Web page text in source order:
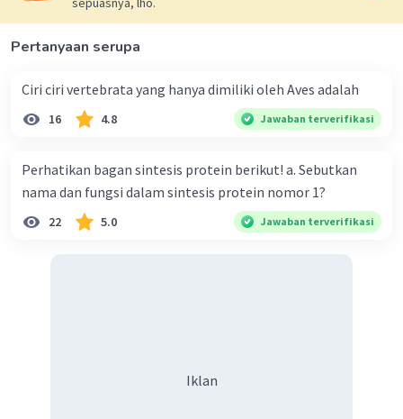
Pertanyaan serupa
Ciri ciri vertebrata yang hanya dimiliki oleh Aves adalah
16 4.8 Jawaban terverifikasi
Perhatikan bagan sintesis protein berikut! a. Sebutkan
nama dan fungsi dalam sintesis protein nomor 1?
22 5.0 Jawaban terverifikasi
Iklan